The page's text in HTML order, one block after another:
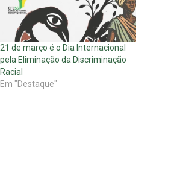
21 de março é o Dia Internacional
pela Eliminação da Discriminação
Racial
Em "Destaque"